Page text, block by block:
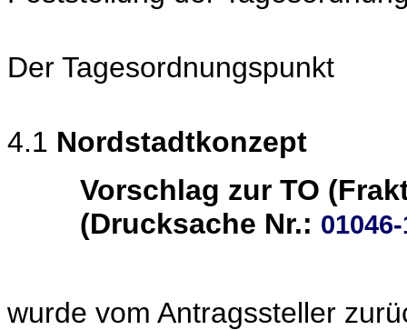
Der Tagesordnungspunkt
4.1 Nordstadtkonzept
Vorschlag zur TO
(Drucksache Nr.:
wurde vom Antragssteller